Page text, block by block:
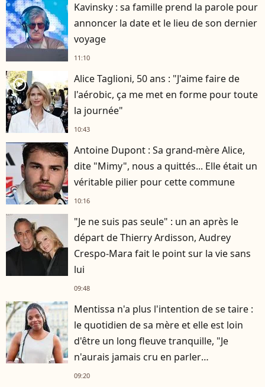
Kavinsky : sa famille prend la parole pour
annoncer la date et le lieu de son dernier
voyage
11:10
player2
Alice Taglioni, 50 ans : "J'aime faire de
l'aérobic, ça me met en forme pour toute
la journée"
10:43
Antoine Dupont : Sa grand-mère Alice,
dite "Mimy", nous a quittés... Elle était un
véritable pilier pour cette commune
10:16
"Je ne suis pas seule" : un an après le
départ de Thierry Ardisson, Audrey
Crespo-Mara fait le point sur la vie sans
lui
09:48
Mentissa n'a plus l'intention de se taire :
le quotidien de sa mère et elle est loin
d'être un long fleuve tranquille, "Je
n'aurais jamais cru en parler
publiquement"
09:20